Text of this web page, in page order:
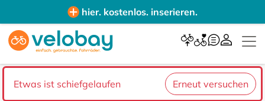
hier. kostenlos. inserieren.
Etwas ist schiefgelaufen Erneut versuchen